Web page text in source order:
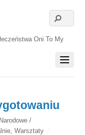
Oni To My
/
,Warsztaty